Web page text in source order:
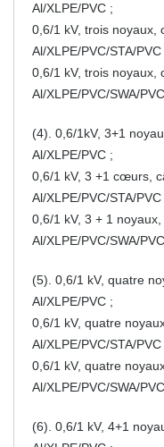
Al/XLPE/PVC ;
0,6/1 kV, trois noyaux,
Al/XLPE/PVC/STA/PVC
0,6/1 kV, trois noyaux,
Al/XLPE/PVC/SWA/
(4). 0,6/1kV, 3+1
Al/XLPE/PVC ;
0,6/1 kV, 3 +1 cœurs,
Al/XLPE/PVC/STA/PVC
0,6/1 kV, 3 + 1
Al/XLPE/PVC/SWA/
(5). 0,6/1 kV, quatre
Al/XLPE/PVC ;
0,6/1 kV, quatre
Al/XLPE/PVC/STA/PVC
0,6/1 kV, quatre
Al/XLPE/PVC/SWA/
(6). 0,6/1 kV, 4+1